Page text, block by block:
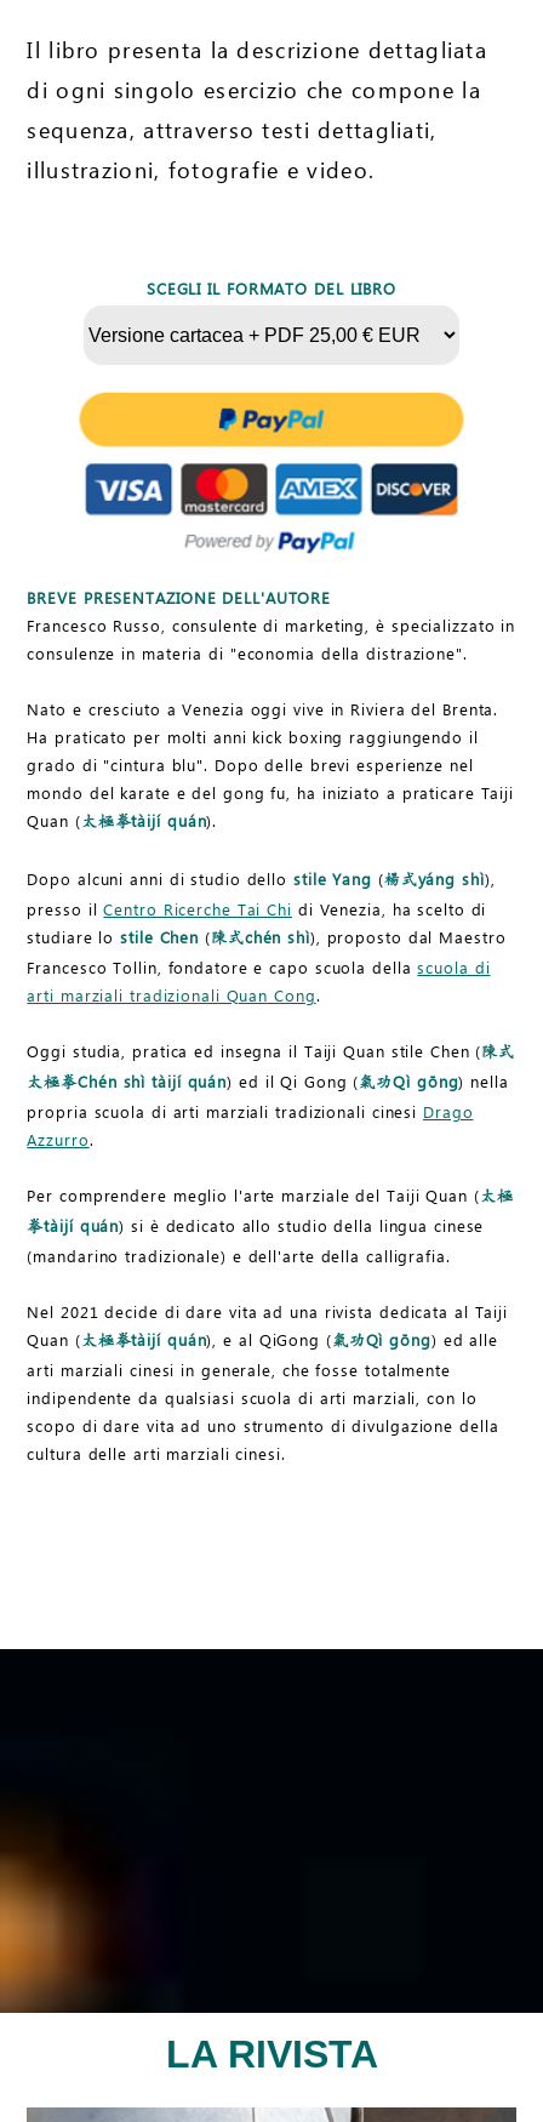
Il libro presenta la descrizione dettagliata
di ogni singolo esercizio che compone la
sequenza, attraverso testi dettagliati,
illustrazioni, fotografie e video.
SCEGLI IL FORMATO DEL LIBRO
BREVE PRESENTAZIONE DELL'AUTORE
Francesco Russo, consulente di marketing, è specializzato in
consulenze in materia di "economia della distrazione".
Nato e cresciuto a Venezia oggi vive in Riviera del Brenta.
Ha praticato per molti anni kick boxing raggiungendo il
grado di "cintura blu". Dopo delle brevi esperienze nel
mondo del karate e del gong fu, ha iniziato a praticare Taiji
Quan (太極拳tàijí quán).
Dopo alcuni anni di studio dello stile Yang (楊式yáng shì),
presso ilCentro Ricerche Tai Chi di Venezia, ha scelto di
studiare lostile Chen (陳式chén shì), proposto dal Maestro
Francesco Tollin, fondatore e capo scuola dellascuola di
arti marziali tradizionali Quan Cong.
Oggi studia, pratica ed insegna il Taiji Quan stile Chen (陳式
太極拳Chén shì tàijí quán) ed il Qi Gong (氣功Qì gōng) nella
propria scuola di arti marziali tradizionali cinesi Drago
Azzurro.
Per comprendere meglio l'arte marziale del Taiji Quan (太極
拳tàijí quán) si è dedicato allo studio della lingua cinese
(mandarino tradizionale) e dell'arte della calligrafia.
Nel 2021 decide di dare vita ad una rivista dedicata al Taiji
Quan (太極拳tàijí quán), e al QiGong (氣功Qì gōng) ed alle
arti marziali cinesi in generale, che fosse totalmente
indipendente da qualsiasi scuola di arti marziali, con lo
scopo di dare vita ad uno strumento di divulgazione della
cultura delle arti marziali cinesi.
LA RIVISTA